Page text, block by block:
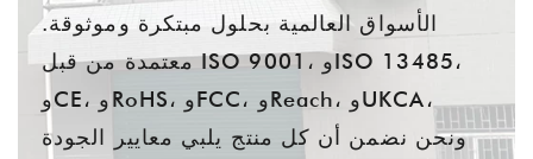
الأسواق العالمية بحلول مبتكرة وموثوقة.
معتمدة من قبل ISO 9001، وISO 13485،
وCE، وRoHS، وFCC، وReach، وUKCA،
ونحن نضمن أن كل منتج يلبي معايير الجودة